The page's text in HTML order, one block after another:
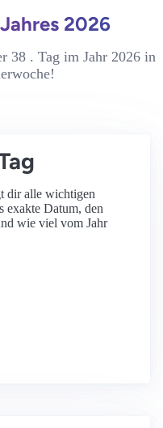
2026
38 . Tag im Jahr 2026 in
dir alle wichtigen
exakte Datum, den
wie viel vom Jahr